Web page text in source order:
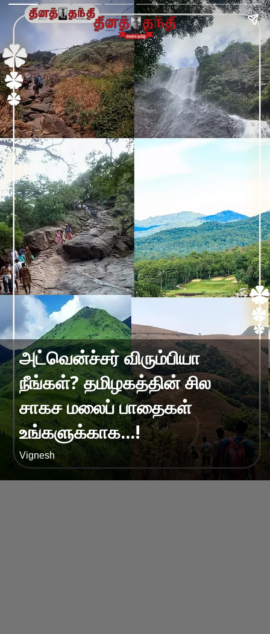
அட்வென்ச்சர் விரும்பியா
நீங்கள்? தமிழகத்தின் சில
சாகச மலைப் பாதைகள்
உங்களுக்காக...!
Vignesh